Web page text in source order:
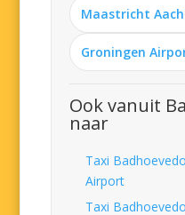
Maastricht
Groningen
Ook vanuit
naar
Taxi
Airport
Taxi